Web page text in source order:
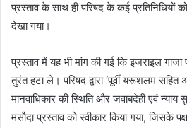
प्रस्ताव के साथ ही परिषद के कई प्रतिनिधियों
देखा गया।
प्रस्ताव में यह भी मांग की गई कि इजराइल
तुरंत हटा ले। परिषद द्वारा ‘पूर्वी यरूशलम
मानवाधिकार की स्थिति और जवाबदेही एवं न्याय
मसौदा प्रस्ताव को स्वीकार किया गया, जिसके